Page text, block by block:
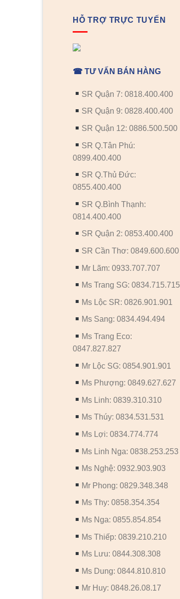
HỖ TRỢ TRỰC TUYẾN
☎ TƯ VẤN BÁN HÀNG
SR Quận 7: 0818.400.400
SR Quận 9: 0828.400.400
SR Quận 12: 0886.500.500
SR Q.Tân Phú:
0899.400.400
SR Q.Thủ Đức:
0855.400.400
SR Q.Bình Thạnh:
0814.400.400
SR Quận 2: 0853.400.400
SR Cần Thơ: 0849.600.600
Mr Lãm: 0933.707.707
Ms Trang SG: 0834.715.715
Ms Lộc SR: 0826.901.901
Ms Sang: 0834.494.494
Ms Trang Eco:
0847.827.827
Mr Lộc SG: 0854.901.901
Ms Phượng: 0849.627.627
Ms Linh: 0839.310.310
Ms Thúy: 0834.531.531
Ms Lợi: 0834.774.774
Ms Linh Nga: 0838.253.253
Ms Nghệ: 0932.903.903
Mr Phong: 0829.348.348
Ms Thy: 0858.354.354
Ms Nga: 0855.854.854
Ms Thiếp: 0839.210.210
Ms Lưu: 0844.308.308
Ms Dung: 0844.810.810
Mr Huy: 0848.26.08.17